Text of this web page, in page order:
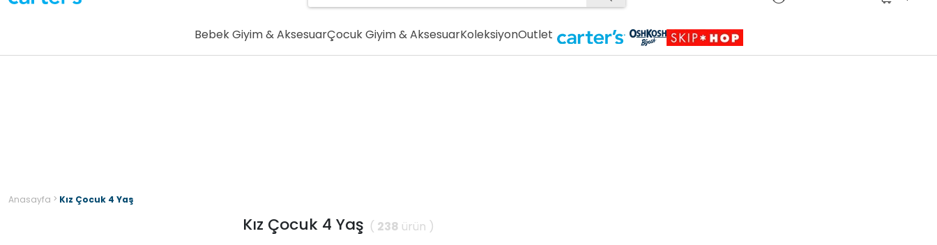
Bebek Giyim & AksesuarÇocuk Giyim & AksesuarKoleksiyonOutlet
Anasayfa > Kız Çocuk 4 Yaş
Kız Çocuk 4 Yaş ( 238 ürün )